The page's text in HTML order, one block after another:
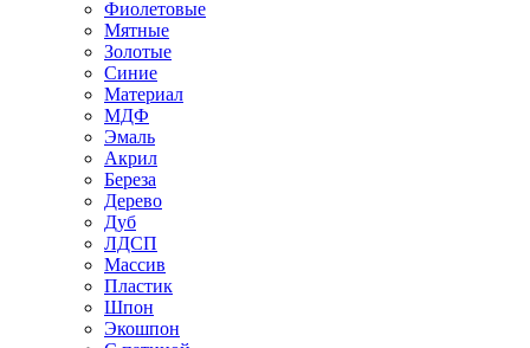
Фиолетовые
Мятные
Золотые
Синие
Материал
МДФ
Эмаль
Акрил
Береза
Дерево
Дуб
ЛДСП
Массив
Пластик
Шпон
Экошпон